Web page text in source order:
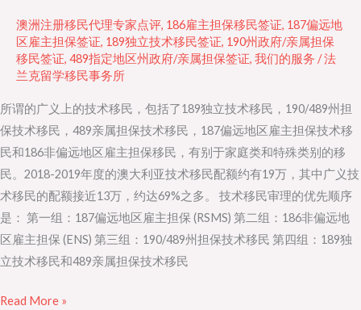
澳洲注册移民代理专家点评, 186雇主担保移民签证, 187偏远地
区雇主担保签证, 189独立技术移民签证, 190州政府/亲属担保
移民签证, 489指定地区州政府/亲属担保签证, 我们的服务 /法
兰克留学移民事务所
所谓的广义上的技术移民，包括了189独立技术移民，190/489州担
保技术移民，489亲属担保技术移民，187偏远地区雇主担保技术移
民和186非偏远地区雇主担保移民，有别于家庭类和特殊类别的移
民。2018-2019年度的澳大利亚技术移民配额约有19万，其中广义技
术移民的配额接近13万，约达69%之多。 技术移民审理的优先顺序
是： 第一组：187偏远地区雇主担保 (RSMS) 第二组：186非偏远地
区雇主担保 (ENS) 第三组：190/489州担保技术移民 第四组：189独
立技术移民和489亲属担保技术移民
移
民
澳
洲
的
主
Read More »